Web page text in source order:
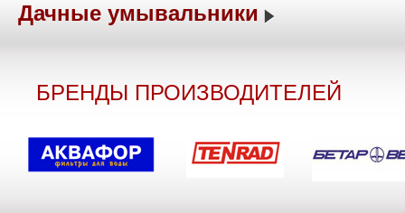
Дачные умывальники
БРЕНДЫ ПРОИЗВОДИТЕЛЕЙ